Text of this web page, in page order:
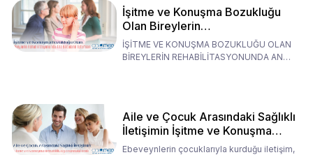
İşitme ve Konuşma Bozukluğu
Olan Bireylerin
Rehabilitasyonunda Ana
Babaların Tutumları
İŞİTME VE KONUŞMA BOZUKLUĞU OLAN
BİREYLERİN REHABİLİTASYONUNDA ANA
Aile ve Çocuk Arasındaki Sağlıklı
İletişimin İşitme ve Konuşma
Rehabilitasyonundaki Rolü
Ebeveynlerin çocuklarıyla kurduğu iletişim,